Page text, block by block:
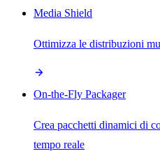
Media Shield
Ottimizza le distribuzioni
On-the-Fly Packager
Crea pacchetti dinamici di
tempo reale